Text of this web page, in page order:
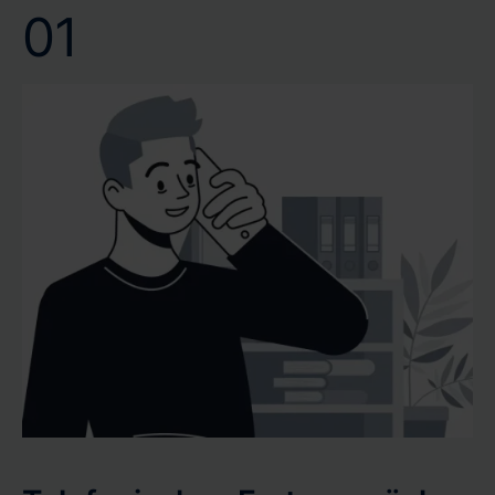
Vertrauen Sie auf unsere Kompetenz und Effizienz, um
Ihr Wertgutachten oder Verkehrswertgutachten
01